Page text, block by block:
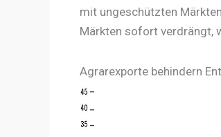
mit ungeschützten
Märkten sofort verdrängt,
Agrarexporte behindern